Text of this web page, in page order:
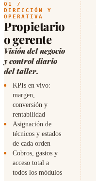
01 /
DIRECCIÓN Y
OPERATIVA
Propietario
o gerente
Visión del negocio
y control diario
del taller.
KPIs en vivo:
margen,
conversión y
rentabilidad
Asignación de
técnicos y estados
de cada orden
Cobros, gastos y
acceso total a
todos los módulos